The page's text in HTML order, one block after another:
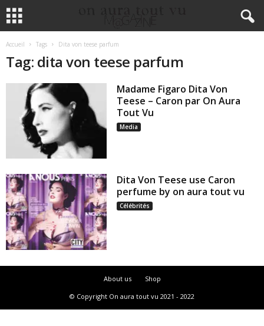
Accueil Tags Dita von teese parfum
Tag: dita von teese parfum
Madame Figaro Dita Von
Teese – Caron par On Aura
Tout Vu
Media
Dita Von Teese use Caron
perfume by on aura tout vu
Célébrités
About us
Shop
© Copyright On aura tout vu 2021 - 2022